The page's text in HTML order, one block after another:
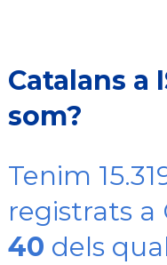
Catalans a
som?
Tenim
registrats a
40 dels